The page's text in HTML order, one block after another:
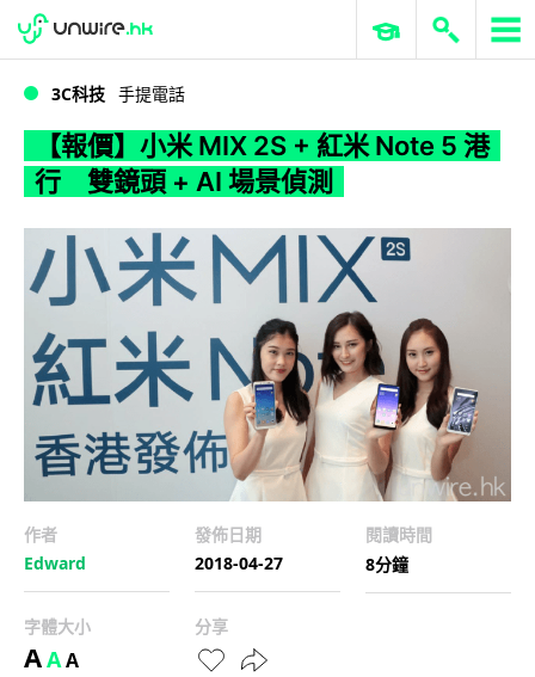
WWDC 2026 ERP 與商業 AI
3C科技 手提電話
【報價】小米 MIX 2S + 紅米 Note 5 港
行 雙鏡頭 + AI 場景偵測
作者
Edward
發佈日期
2018-04-27
閱讀時間
8分鐘
字體大小
AAA
分享